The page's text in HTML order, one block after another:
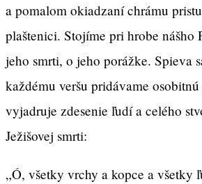
a pomalom okiadzaní chrámu
plaštenici. Stojíme pri hrobe nášho
jeho smrti, o jeho porážke. Spieva
každému veršu pridávame
vyjadruje zdesenie ľudí a celého
Ježišovej smrti:
„Ó, všetky vrchy a kopce a všetky